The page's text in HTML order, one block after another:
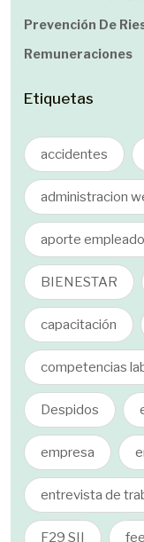
Prevención De
Remuneraciones
Etiquetas
accidentes
administracion
aporte
BIENESTAR
capacitación
competencias
Despidos
empresa
entrevista de
F29 SII